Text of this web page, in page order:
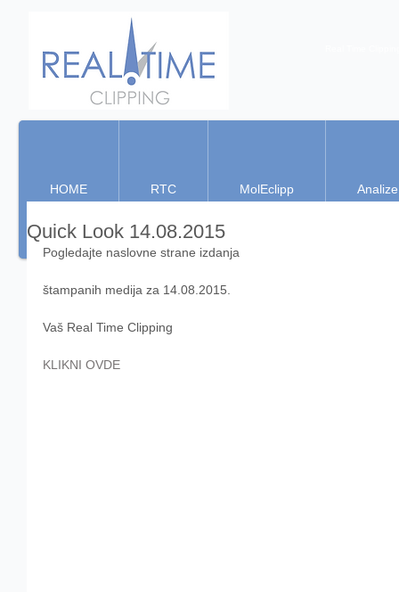
HOME RTC MolEclipp Analize
Quick Look 14.08.2015
Pogledajte naslovne strane izdanja
štampanih medija za 14.08.2015.
Vaš Real Time Clipping
KLIKNI OVDE